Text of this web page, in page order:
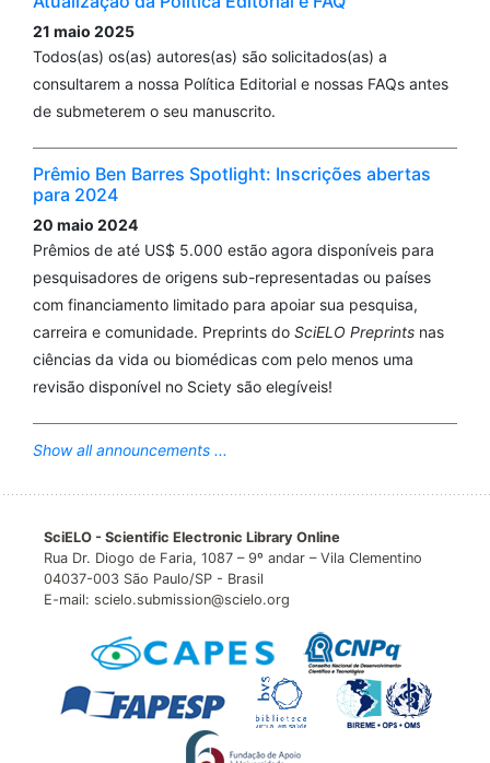
21 maio 2025
Todos(as) os(as) autores(as) são solicitados(as) a
consultarem a nossa Política Editorial e nossas FAQs antes
de submeterem o seu manuscrito.
Prêmio Ben Barres Spotlight: Inscrições abertas
para 2024
20 maio 2024
Prêmios de até US$ 5.000 estão agora disponíveis para
pesquisadores de origens sub-representadas ou países
com financiamento limitado para apoiar sua pesquisa,
carreira e comunidade. Preprints do SciELO Preprints nas
ciências da vida ou biomédicas com pelo menos uma
revisão disponível no Sciety são elegíveis!
Show all announcements ...
SciELO - Scientific Electronic Library Online
Rua Dr. Diogo de Faria, 1087 – 9º andar – Vila Clementino
04037-003 São Paulo/SP - Brasil
E-mail: scielo.submission@scielo.org